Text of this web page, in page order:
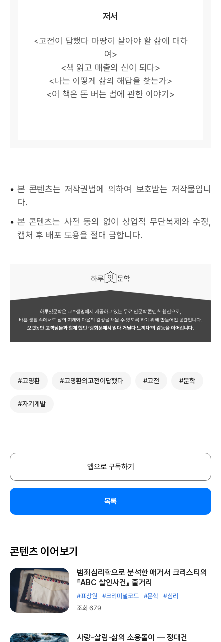
저서
<고전이 답했다 마땅히 살아야 할 삶에 대하
여>
<책 읽고 매출의 신이 되다>
<나는 어떻게 삶의 해답을 찾는가>
<이 책은 돈 버는 법에 관한 이야기>
• 본 콘텐츠는 저작권법에 의하여 보호받는 저작물입니
다.
• 본 콘텐츠는 사전 동의 없이 상업적 무단복제와 수정,
캡처 후 배포 도용을 절대 금합니다.
#고명환 #고명환의고전이답했다 #고전 #문학
#자기계발
앱으로 구독하기
목록
콘텐츠 이어보기
범죄심리학으로 분석한 애거서 크리스티의
『ABC 살인사건』 줄거리
#표창원 #크리미널코드 #문학
#심리
조회 679
사랑-살림-삶의 소용돌이 ― 정대건